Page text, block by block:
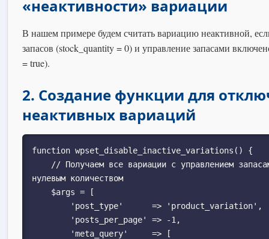
«неактивности» вариации
В нашем примере будем считать вариацию неактивной,
запасов (stock_quantity = 0) и управление запасами
= true).
2. Создание функции для
неактивных вариаций
function wpset_disable_inactive_variations() {
нулевым количеством